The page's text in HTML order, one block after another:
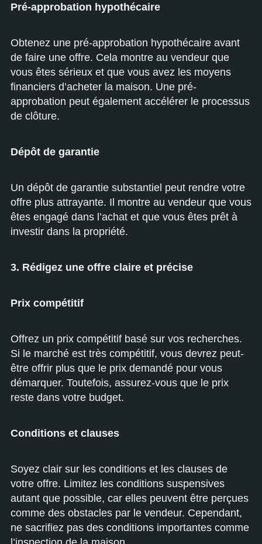
Pré-approbation hypothécaire
Obtenez une pré-approbation hypothécaire avant
de faire une offre. Cela montre au vendeur que
vous êtes sérieux et que vous avez les moyens
financiers d’acheter la maison. Une pré-
approbation peut également accélérer le processus
de clôture.
Dépôt de garantie
Un dépôt de garantie substantiel peut rendre votre
offre plus attrayante. Il montre au vendeur que vous
êtes engagé dans l’achat et que vous êtes prêt à
investir dans la propriété.
3. Rédigez une offre claire et précise
Prix compétitif
Offrez un prix compétitif basé sur vos recherches.
Si le marché est très compétitif, vous devrez peut-
être offrir plus que le prix demandé pour vous
démarquer. Toutefois, assurez-vous que le prix
reste dans votre budget.
Conditions et clauses
Soyez clair sur les conditions et les clauses de
votre offre. Limitez les conditions suspensives
autant que possible, car elles peuvent être perçues
comme des obstacles par le vendeur. Cependant,
ne sacrifiez pas des conditions importantes comme